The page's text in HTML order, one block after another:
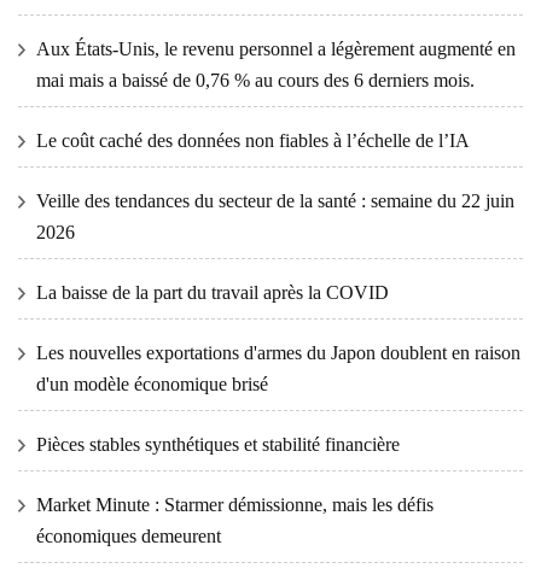
Aux États-Unis, le revenu personnel a légèrement augmenté en
mai mais a baissé de 0,76 % au cours des 6 derniers mois.
Le coût caché des données non fiables à l’échelle de l’IA
Veille des tendances du secteur de la santé : semaine du 22 juin
2026
La baisse de la part du travail après la COVID
Les nouvelles exportations d'armes du Japon doublent en raison
d'un modèle économique brisé
Pièces stables synthétiques et stabilité financière
Market Minute : Starmer démissionne, mais les défis
économiques demeurent